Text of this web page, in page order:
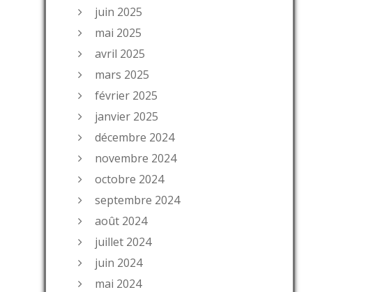
juin 2025
mai 2025
avril 2025
mars 2025
février 2025
janvier 2025
décembre 2024
novembre 2024
octobre 2024
septembre 2024
août 2024
juillet 2024
juin 2024
mai 2024